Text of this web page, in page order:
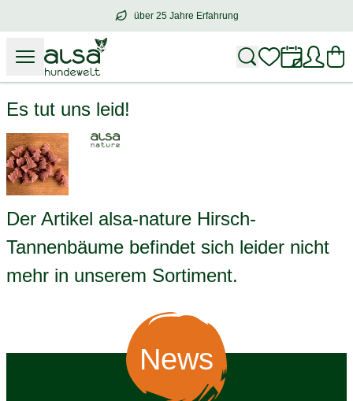
über 25 Jahre Erfahrung
über25 Jahre Erfahrung
alsa-nature Hirsch-Tannenbäume
Es tut uns leid!
Der Artikel alsa-nature Hirsch-
Tannenbäume befindet sich leider nicht
mehr in unserem Sortiment.
News